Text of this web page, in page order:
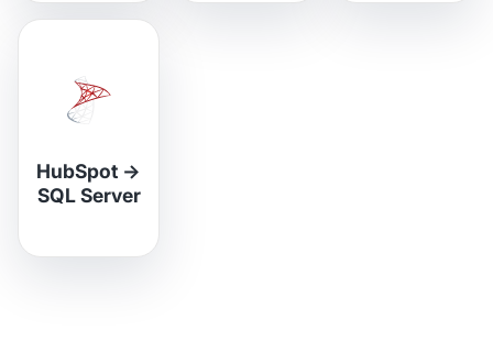
HubSpot →
SQL Server